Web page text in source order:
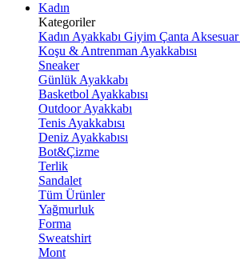
Kadın
Kategoriler
Kadın Ayakkabı Giyim Çanta Aksesuar
Koşu & Antrenman Ayakkabısı
Sneaker
Günlük Ayakkabı
Basketbol Ayakkabısı
Outdoor Ayakkabı
Tenis Ayakkabısı
Deniz Ayakkabısı
Bot&Çizme
Terlik
Sandalet
Tüm Ürünler
Yağmurluk
Forma
Sweatshirt
Mont